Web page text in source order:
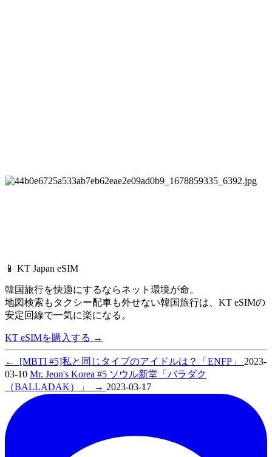
📱 KT Japan eSIM
韓国旅行を快適にするならネット環境が命。
地図検索もタクシー配車も外せない韓国旅行は、 KT eSIMの
安定回線で一気に楽になる。
KT eSIMを購入する →
← [MBTI #5]私と同じタイプのアイドルは？「ENFP」 2023-
03-10 Mr. Jeon's Korea #5 ソウル新堂「バラダク
（BALLADAK）」
→ 2023-03-17